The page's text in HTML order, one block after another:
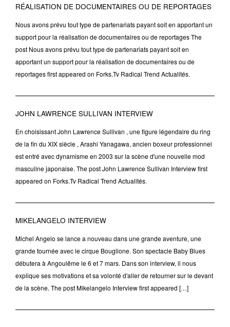
RÉALISATION DE DOCUMENTAIRES OU DE REPORTAGES
Nous avons prévu tout type de partenariats payant soit en apportant un
support pour la réalisation de documentaires ou de reportages The
post Nous avons prévu tout type de partenariats payant soit en
apportant un support pour la réalisation de documentaires ou de
reportages first appeared on Forks.Tv Radical Trend Actualités.
JOHN LAWRENCE SULLIVAN INTERVIEW
En choisissant John Lawrence Sullivan , une figure légendaire du ring
de la fin du XIX siècle , Arashi Yanagawa, ancien boxeur professionnel
est entré avec dynamisme en 2003 sur la scène d'une nouvelle mod
masculine japonaise. The post John Lawrence Sullivan Interview first
appeared on Forks.Tv Radical Trend Actualités.
MIKELANGELO INTERVIEW
Michel Angelo se lance a nouveau dans une grande aventure, une
grande tournée avec le cirque Bouglione. Son spectacle Baby Blues
débutera à Angoulême le 6 et 7 mars. Dans son interview, il nous
explique ses motivations et sa volonté d'aller de retourner sur le devant
de la scène. The post Mikelangelo Interview first appeared […]